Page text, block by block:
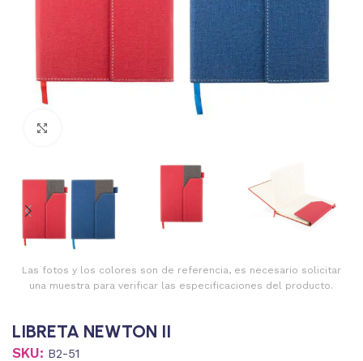
Las fotos y los colores son de referencia, es necesario solicitar
una muestra para verificar las especificaciones del producto.
LIBRETA NEWTON II
SKU: B2-51